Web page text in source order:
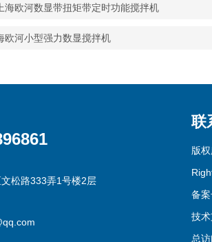
海欧河数显带扭矩带定时功能搅拌机
欧河小型强力数显搅拌机
文松路333弄1号楼2层
联
版
备
技术
总